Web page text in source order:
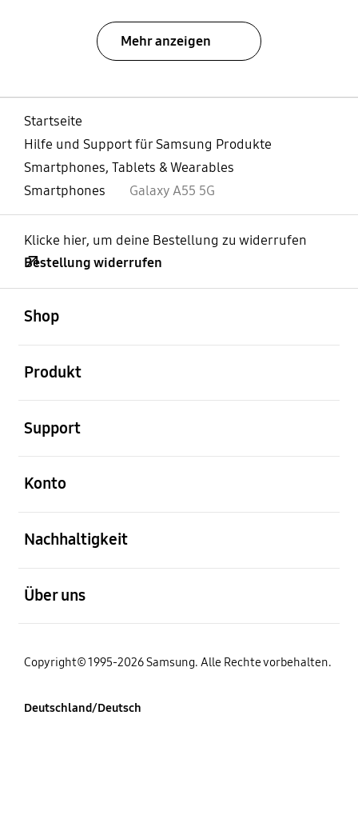
Mehr anzeigen
Startseite
Hilfe und Support für Samsung Produkte
Smartphones, Tablets & Wearables
Smartphones
Galaxy A55 5G
Klicke hier, um deine Bestellung zu widerrufen
Bestellung widerrufen
Shop
Produkt
Support
Konto
Nachhaltigkeit
Über uns
Copyright© 1995-2026 Samsung. Alle Rechte vorbehalten.
Deutschland/Deutsch